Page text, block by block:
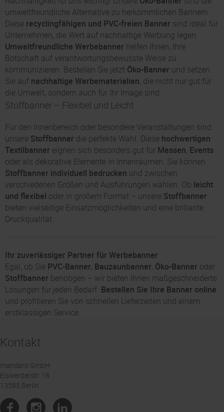
umweltfreundliche Alternative zu herkömmlichen Bannern.
Diese recyclingfähigen und PVC-freien Banner sind ideal für
Unternehmen, die Wert auf nachhaltige Werbung legen.
Umweltfreundliche Werbebanner helfen Ihnen, Ihre
Botschaft auf verantwortungsbewusste Weise zu
kommunizieren. Bestellen Sie jetzt Öko-Banner und setzen
Sie auf nachhaltige Werbematerialien, die nicht nur gut für
die Umwelt, sondern auch für Ihr Image sind.
Stoffbanner – Flexibel und Leicht
Für den Innenbereich oder besondere Veranstaltungen sind
unsere Stoffbanner die perfekte Wahl. Diese hochwertigen
Textilbanner eignen sich besonders gut für Messen, Events
oder als dekorative Elemente in Innenräumen. Sie können
Stoffbanner individuell bedrucken und zwischen
verschiedenen Größen und Ausführungen wählen. Ob leicht
und flexibel oder in großem Format – unsere Stoffbanner
bieten vielseitige Einsatzmöglichkeiten und eine brillante
Druckqualität.
Ihr zuverlässiger Partner für Werbebanner
Egal, ob Sie PVC-Banner, Bauzaunbanner, Öko-Banner oder
Stoffbanner benötigen – wir bieten Ihnen maßgeschneiderte
Lösungen für jeden Bedarf. Bestellen Sie Ihre Banner online
und profitieren Sie von schnellen Lieferzeiten und einem
erstklassigen Service.
Kontakt
mandaro GmbH
Eiswerderstr. 18
13585 Berlin